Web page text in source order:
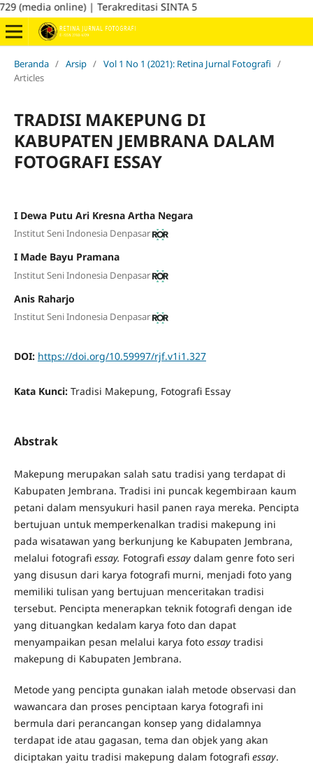
online) | Terakreditasi SINTA 5
Beranda / Arsip / Vol 1 No 1 (2021): Retina Jurnal Fotografi /
Articles
TRADISI MAKEPUNG DI
KABUPATEN JEMBRANA DALAM
FOTOGRAFI ESSAY
I Dewa Putu Ari Kresna Artha Negara
Institut Seni Indonesia Denpasar
I Made Bayu Pramana
Institut Seni Indonesia Denpasar
Anis Raharjo
Institut Seni Indonesia Denpasar
DOI: https://doi.org/10.59997/rjf.v1i1.327
Kata Kunci: Tradisi Makepung, Fotografi Essay
Abstrak
Makepung merupakan salah satu tradisi yang terdapat di
Kabupaten Jembrana. Tradisi ini puncak kegembiraan kaum
petani dalam mensyukuri hasil panen raya mereka. Pencipta
bertujuan untuk memperkenalkan tradisi makepung ini
pada wisatawan yang berkunjung ke Kabupaten Jembrana,
melalui fotografi essay. Fotografi essaydalam genre foto seri
yang disusun dari karya fotografi murni, menjadi foto yang
memiliki tulisan yang bertujuan menceritakan tradisi
tersebut. Pencipta menerapkan teknik fotografi dengan ide
yang dituangkan kedalam karya foto dan dapat
menyampaikan pesan melalui karya foto essaytradisi
makepung di Kabupaten Jembrana.
Metode yang pencipta gunakan ialah metode observasi dan
wawancara dan proses penciptaan karya fotografi ini
bermula dari perancangan konsep yang didalamnya
terdapat ide atau gagasan, tema dan objek yang akan
diciptakan yaitu tradisi makepung dalam fotografi essay.